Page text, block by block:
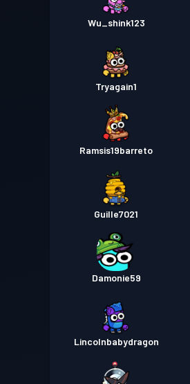
Wu_shink123
Tryagain1
Ramsis19barreto
Guille7021
Damonie59
Lincolnbabydragon